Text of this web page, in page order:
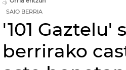
SAIO BERRIA
'101 Gaztelu'
berrirako